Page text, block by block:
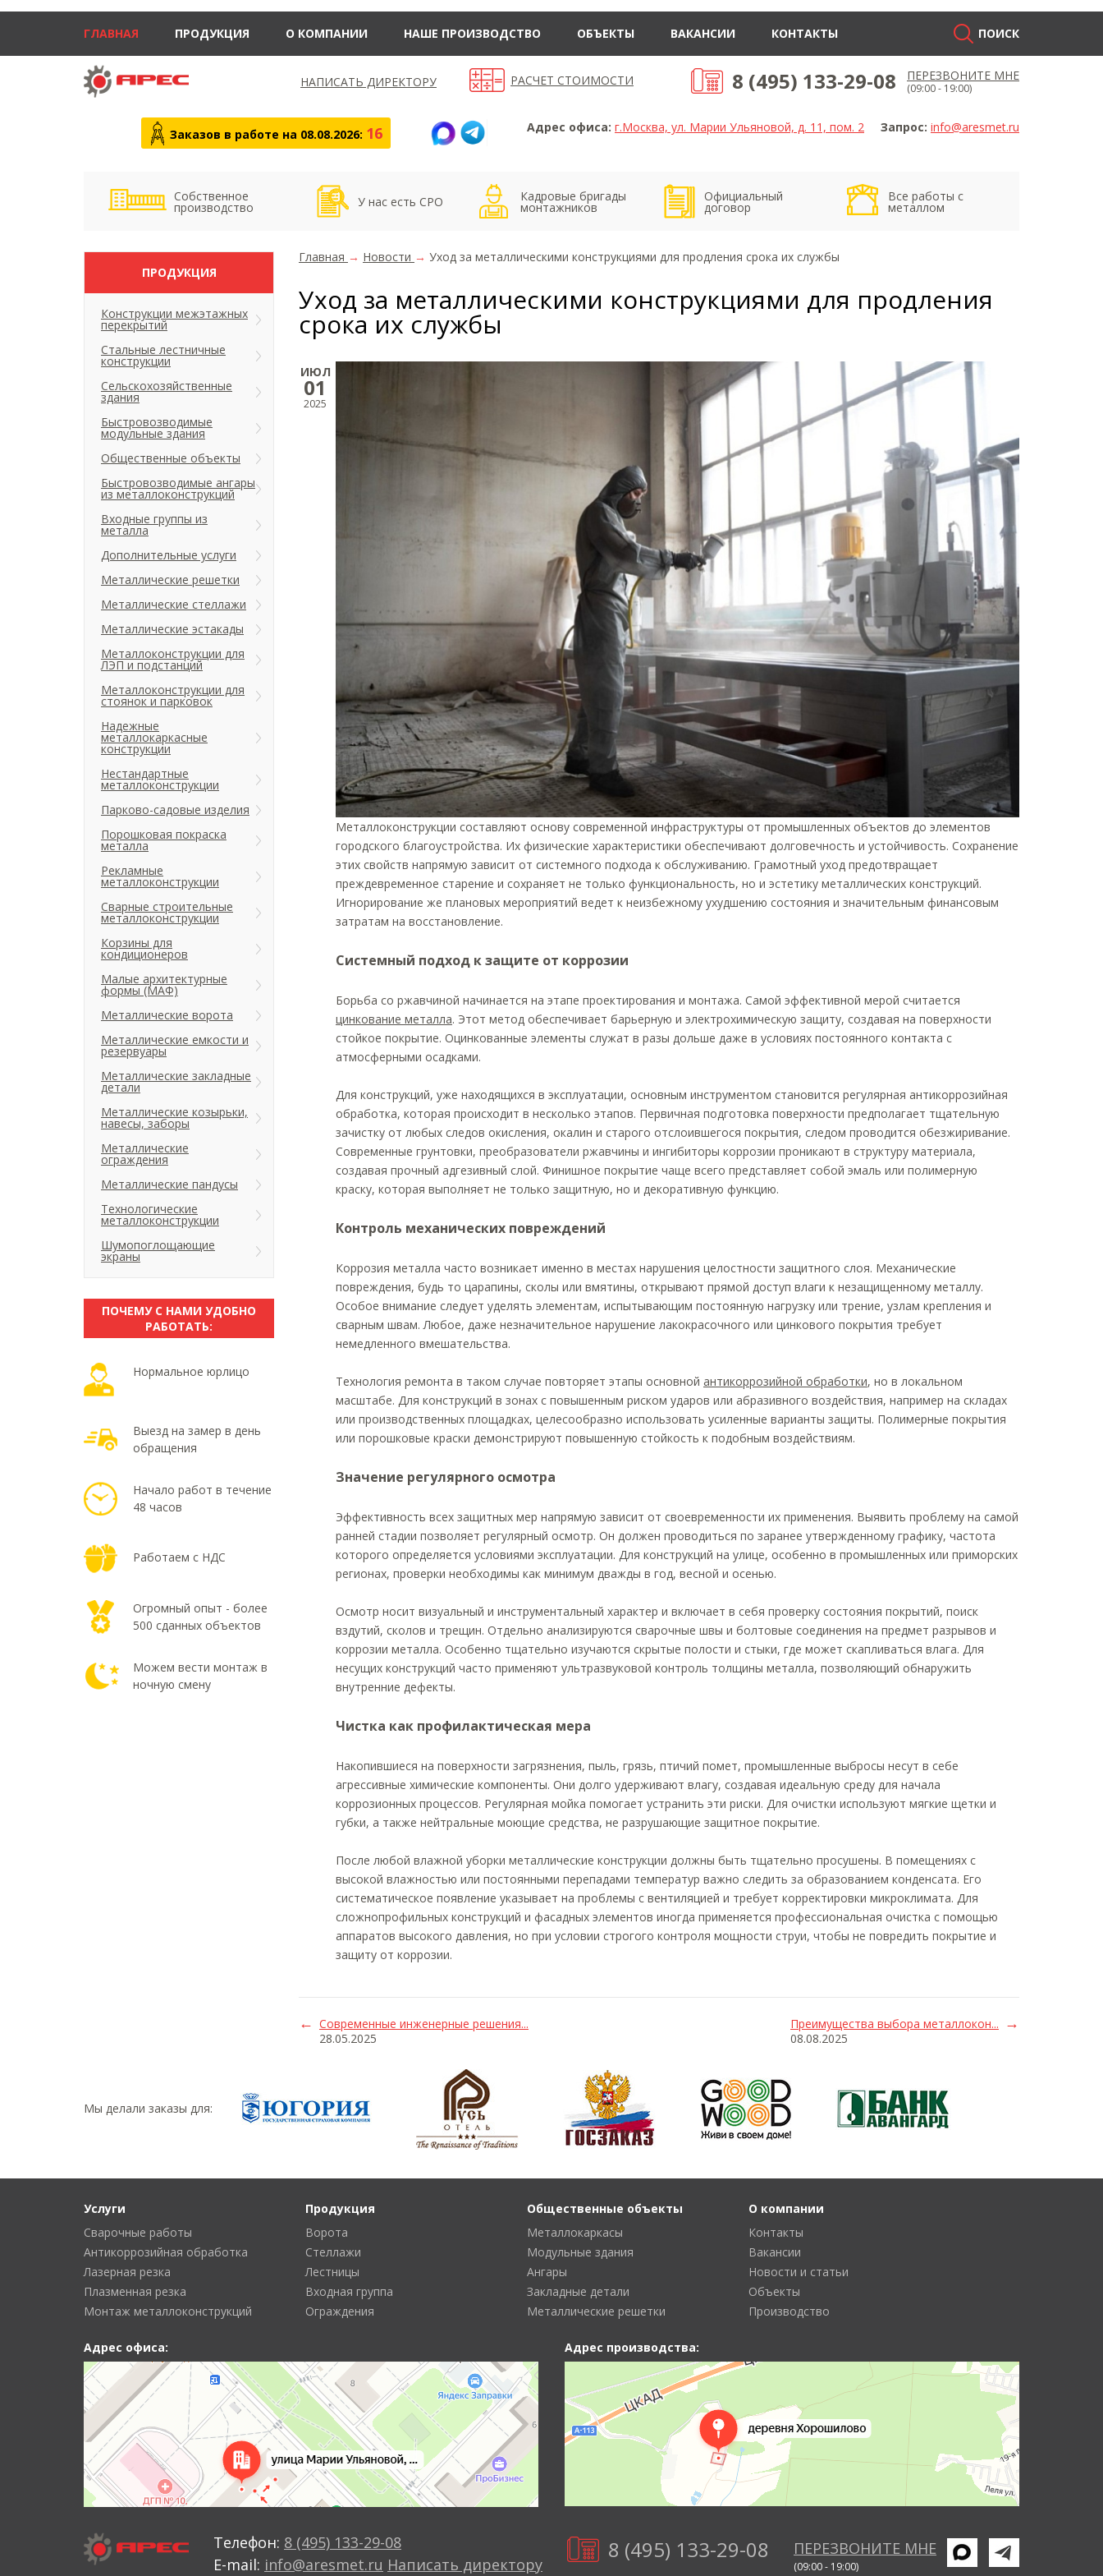
ГЛАВНАЯ ПРОДУКЦИЯ О КОМПАНИИ НАШЕ ПРОИЗВОДСТВО ОБЪЕКТЫ ВАКАНСИИ КОНТАКТЫ ПОИСК
НАПИСАТЬ ДИРЕКТОРУ РАСЧЕТ СТОИМОСТИ 8 (495) 133-29-08 ПЕРЕЗВОНИТЕ МНЕ
(09:00 - 19:00)
Адрес офиса: г.Москва, ул. Марии Ульяновой, д. 11, пом. 2 Запрос: info@aresmet.ru
Заказов в работе на 08.08.2026: 16
Собственное
производство У нас есть СРО Кадровые бригады
монтажников
Официальный
договор
Все работы с
металлом
Главная → Новости → Уход за металлическими конструкциями для продления срока их службы
Уход за металлическими конструкциями для продления
срока их службы
ИЮЛ
01
2025
Металлоконструкции составляют основу современной инфраструктуры от промышленных объектов до элементов
городского благоустройства. Их физические характеристики обеспечивают долговечность и устойчивость. Сохранение
этих свойств напрямую зависит от системного подхода к обслуживанию. Грамотный уход предотвращает
преждевременное старение и сохраняет не только функциональность, но и эстетику металлических конструкций.
Игнорирование же плановых мероприятий ведет к неизбежному ухудшению состояния и значительным финансовым
затратам на восстановление.
Системный подход к защите от коррозии
Борьба со ржавчиной начинается на этапе проектирования и монтажа. Самой эффективной мерой считается
цинкование металла. Этот метод обеспечивает барьерную и электрохимическую защиту, создавая на поверхности
стойкое покрытие. Оцинкованные элементы служат в разы дольше даже в условиях постоянного контакта с
атмосферными осадками.
Для конструкций, уже находящихся в эксплуатации, основным инструментом становится регулярная антикоррозийная
обработка, которая происходит в несколько этапов. Первичная подготовка поверхности предполагает тщательную
зачистку от любых следов окисления, окалин и старого отслоившегося покрытия, следом проводится обезжиривание.
Современные грунтовки, преобразователи ржавчины и ингибиторы коррозии проникают в структуру материала,
создавая прочный адгезивный слой. Финишное покрытие чаще всего представляет собой эмаль или полимерную
краску, которая выполняет не только защитную, но и декоративную функцию.
Контроль механических повреждений
Коррозия металла часто возникает именно в местах нарушения целостности защитного слоя. Механические
повреждения, будь то царапины, сколы или вмятины, открывают прямой доступ влаги к незащищенному металлу.
Особое внимание следует уделять элементам, испытывающим постоянную нагрузку или трение, узлам крепления и
сварным швам. Любое, даже незначительное нарушение лакокрасочного или цинкового покрытия требует
немедленного вмешательства.
Технология ремонта в таком случае повторяет этапы основной антикоррозийной обработки, но в локальном
масштабе. Для конструкций в зонах с повышенным риском ударов или абразивного воздействия, например на складах
или производственных площадках, целесообразно использовать усиленные варианты защиты. Полимерные покрытия
или порошковые краски демонстрируют повышенную стойкость к подобным воздействиям.
Значение регулярного осмотра
Эффективность всех защитных мер напрямую зависит от своевременности их применения. Выявить проблему на самой
ранней стадии позволяет регулярный осмотр. Он должен проводиться по заранее утвержденному графику, частота
которого определяется условиями эксплуатации. Для конструкций на улице, особенно в промышленных или приморских
регионах, проверки необходимы как минимум дважды в год, весной и осенью.
Осмотр носит визуальный и инструментальный характер и включает в себя проверку состояния покрытий, поиск
вздутий, сколов и трещин. Отдельно анализируются сварочные швы и болтовые соединения на предмет разрывов и
коррозии металла. Особенно тщательно изучаются скрытые полости и стыки, где может скапливаться влага. Для
несущих конструкций часто применяют ультразвуковой контроль толщины металла, позволяющий обнаружить
внутренние дефекты.
Чистка как профилактическая мера
Накопившиеся на поверхности загрязнения, пыль, грязь, птичий помет, промышленные выбросы несут в себе
агрессивные химические компоненты. Они долго удерживают влагу, создавая идеальную среду для начала
коррозионных процессов. Регулярная мойка помогает устранить эти риски. Для очистки используют мягкие щетки и
губки, а также нейтральные моющие средства, не разрушающие защитное покрытие.
После любой влажной уборки металлические конструкции должны быть тщательно просушены. В помещениях с
высокой влажностью или постоянными перепадами температур важно следить за образованием конденсата. Его
систематическое появление указывает на проблемы с вентиляцией и требует корректировки микроклимата. Для
сложнопрофильных конструкций и фасадных элементов иногда применяется профессиональная очистка с помощью
аппаратов высокого давления, но при условии строгого контроля мощности струи, чтобы не повредить покрытие и
защиту от коррозии.
Современные инженерные решения...
28.05.2025
Преимущества выбора металлокон...
08.08.2025
ПРОДУКЦИЯ
Конструкции межэтажных
перекрытий
Стальные лестничные
конструкции
Сельскохозяйственные
здания
Быстровозводимые
модульные здания
Общественные объекты
Быстровозводимые ангары
из металлоконструкций
Входные группы из
металла
Дополнительные услуги
Металлические решетки
Металлические стеллажи
Металлические эстакады
Металлоконструкции для
ЛЭП и подстанций
Металлоконструкции для
стоянок и парковок
Надежные
металлокаркасные
конструкции
Нестандартные
металлоконструкции
Парково-садовые изделия
Порошковая покраска
металла
Рекламные
металлоконструкции
Сварные строительные
металлоконструкции
Корзины для
кондиционеров
Малые архитектурные
формы (МАФ)
Металлические ворота
Металлические емкости и
резервуары
Металлические закладные
детали
Металлические козырьки,
навесы, заборы
Металлические
ограждения
Металлические пандусы
Технологические
металлоконструкции
Шумопоглощающие
экраны
ПОЧЕМУ С НАМИ УДОБНО
РАБОТАТЬ:
Нормальное юрлицо
Выезд на замер в день
обращения
Начало работ в течение
48 часов
Работаем с НДС
Огромный опыт - более
500 сданных объектов
Можем вести монтаж в
ночную смену
Мы делали заказы для:
Услуги
Сварочные работы
Антикоррозийная обработка
Лазерная резка
Плазменная резка
Монтаж металлоконструкций
Продукция
Ворота
Стеллажи
Лестницы
Входная группа
Ограждения
Общественные объекты
Металлокаркасы
Модульные здания
Ангары
Закладные детали
Металлические решетки
О компании
Контакты
Вакансии
Новости и статьи
Объекты
Производство
Адрес офиса: Адрес производства:
Телефон: 8 (495) 133-29-08
E-mail: info@aresmet.ru Написать директору
8 (495) 133-29-08 ПЕРЕЗВОНИТЕ МНЕ
(09:00 - 19:00)